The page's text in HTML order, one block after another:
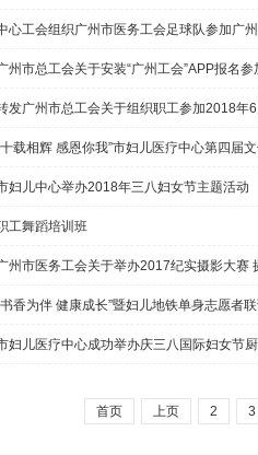
心工会组织广州市医务工会足球队参加广
州市总工会关于安装“广州工会”APP报名
发广州市总工会关于组织职工参加2018年
十载相辉 感恩你我”市妇儿医疗中心第四届
妇儿中心举办2018年三八妇女节主题活动
工舞蹈培训班
州市医务工会关于举办2017纪实摄影大赛
书香为伴 健康成长”暨妇儿地铁单身志愿者
妇儿医疗中心成功举办庆三八国际妇女节
首页 上页 2 3